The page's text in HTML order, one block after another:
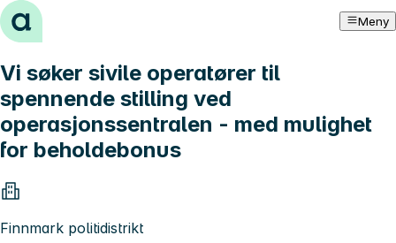
Hopp til innhold Meny
Vi søker sivile operatører til
spennende stilling ved
operasjonssentralen - med mulighet
for beholdebonus
Finnmark politidistrikt